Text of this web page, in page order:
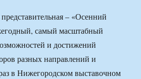
– «Осенний
самый масштабный
и достижений
разных направлений и
в Нижегородском выставочном